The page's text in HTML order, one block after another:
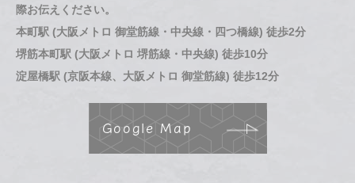
際お伝えください。
本町駅 (大阪メトロ 御堂筋線・中央線・四つ橋線) 徒歩2分
堺筋本町駅 (大阪メトロ 堺筋線・中央線) 徒歩10分
淀屋橋駅 (京阪本線、大阪メトロ 御堂筋線) 徒歩12分
Google Map